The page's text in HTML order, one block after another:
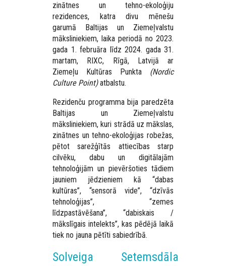
zinātnes un tehno-ekoloģiju
rezidences, katra divu mēnešu
garumā Baltijas un Ziemeļvalstu
māksliniekiem, laika periodā no 2023.
gada 1. februāra līdz 2024. gada 31.
martam, RIXC, Rīgā, Latvijā ar
Ziemeļu Kultūras Punkta (Nordic
Culture Point)atbalstu.
Rezidenču programma bija paredzēta
Baltijas un Ziemeļvalstu
māksliniekiem, kuri strādā uz mākslas,
zinātnes un tehno-ekoloģijas robežas,
pētot sarežģītās attiecības starp
cilvēku, dabu un digitālajām
tehnoloģijām un pievēršoties tādiem
jauniem jēdzieniem kā “dabas
kultūras”, “sensorā vide”, “dzīvās
tehnoloģijas”, “zemes
līdzpastāvēšana”, “dabiskais /
mākslīgais intelekts”, kas pēdējā laikā
tiek no jauna pētīti sabiedrībā.
Solveiga Setemsdāla